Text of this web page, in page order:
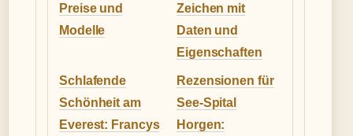
Preise und
Modelle
Zeichen mit
Daten und
Eigenschaften
Schlafende
Schönheit am
Everest: Francys
Rezensionen für
See-Spital
Horgen: